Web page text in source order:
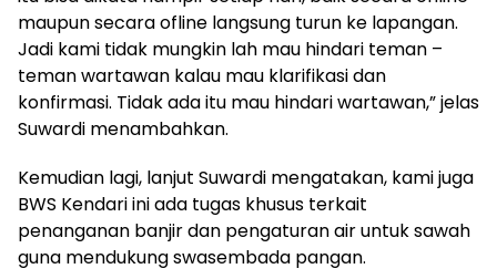
maupun secara ofline langsung turun ke lapangan.
Jadi kami tidak mungkin lah mau hindari teman –
teman wartawan kalau mau klarifikasi dan
konfirmasi. Tidak ada itu mau hindari wartawan,” jelas
Suwardi menambahkan.
Kemudian lagi, lanjut Suwardi mengatakan, kami juga
BWS Kendari ini ada tugas khusus terkait
penanganan banjir dan pengaturan air untuk sawah
guna mendukung swasembada pangan.